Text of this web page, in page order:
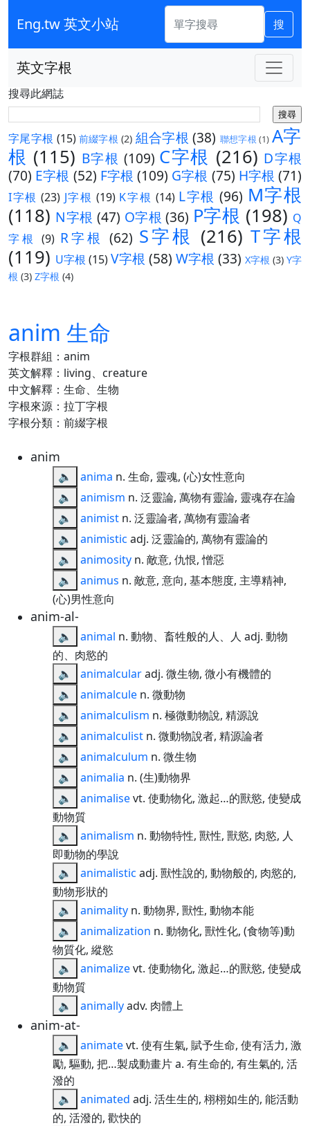
Eng.tw 英文小站 搜
英文字根
搜尋此網誌
字尾字根 (15) 前綴字根 (2) 組合字根 (38) 聯想字根 (1) A字
根 (115) B字根 (109) C字根 (216) D字根
(70) E字根 (52) F字根 (109) G字根 (75) H字根 (71)
I字根 (23) J字根 (19) K字根 (14) L字根 (96) M字根
(118) N字根 (47) O字根 (36) P字根 (198) Q
字根 (9) R字根 (62) S字根 (216) T字根
(119) U字根 (15)V字根 (58) W字根 (33) X字根 (3) Y字
根 (3) Z字根 (4)
anim 生命
字根群組：anim
英文解釋：living、creature
中文解釋：生命、生物
字根來源：拉丁字根
字根分類：前綴字根
anim
🔈 anima n. 生命, 靈魂, (心)女性意向
🔈
animism n. 泛靈論, 萬物有靈論, 靈魂存在論
🔈
animist n. 泛靈論者, 萬物有靈論者
🔈
animistic adj. 泛靈論的, 萬物有靈論的
🔈
animosity n. 敵意, 仇恨, 憎惡
🔈
animus n. 敵意, 意向, 基本態度, 主導精神,
(心)男性意向
anim-al-
🔈 animal n. 動物、畜牲般的人、人 adj. 動物
的、肉慾的
🔈
animalcularadj. 微生物, 微小有機體的
🔈
animalcule n. 微動物
🔈
animalculism n. 極微動物說, 精源說
🔈
animalculist n. 微動物說者, 精源論者
🔈
animalculum n. 微生物
🔈
animalia n. (生)動物界
🔈
animalisevt. 使動物化, 激起…的獸慾, 使變成
動物質
🔈
animalism n. 動物特性, 獸性, 獸慾, 肉慾, 人
即動物的學說
🔈
animalistic adj. 獸性說的, 動物般的, 肉慾的,
動物形狀的
🔈
animality n. 動物界, 獸性, 動物本能
🔈
animalization n. 動物化, 獸性化, (食物等)動
物質化, 縱慾
🔈
animalizevt. 使動物化, 激起…的獸慾, 使變成
動物質
🔈
animallyadv. 肉體上
anim-at-
🔈 animatevt. 使有生氣, 賦予生命, 使有活力, 激
勵, 驅動, 把…製成動畫片 a. 有生命的, 有生氣的, 活
潑的
🔈
animated adj. 活生生的, 栩栩如生的, 能活動
的, 活潑的, 歡快的